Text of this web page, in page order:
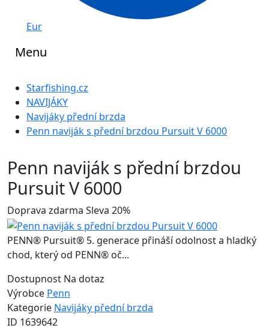
Eur
Menu
Starfishing.cz
NAVIJÁKY
Navijáky přední brzda
Penn naviják s přední brzdou Pursuit V 6000
Penn naviják s přední brzdou
Pursuit V 6000
Doprava zdarma Sleva 20%
PENN® Pursuit® 5. generace přináší odolnost a hladký
chod, který od PENN® oč...
Dostupnost Na dotaz
Výrobce Penn
Kategorie Navijáky přední brzda
ID 1639642